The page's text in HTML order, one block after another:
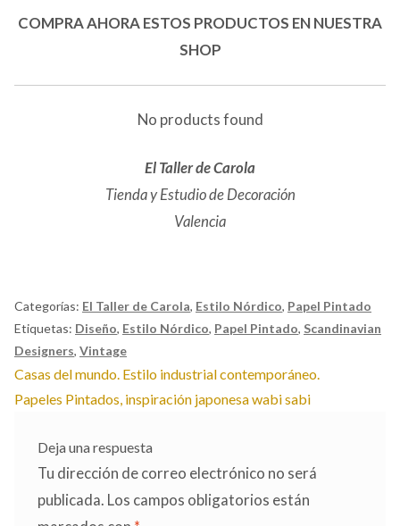
COMPRA AHORA ESTOS PRODUCTOS EN NUESTRA
SHOP
No products found
El Taller de Carola
Tienda y Estudio de Decoración
Valencia
Categorías: El Taller de Carola, Estilo Nórdico, Papel Pintado
Etiquetas: Diseño, Estilo Nórdico, Papel Pintado, Scandinavian
Designers, Vintage
Navegación
de
entradas
Anterior:
Casas del mundo. Estilo industrial contemporáneo.
Siguiente:
Papeles Pintados, inspiración japonesa wabi sabi
Deja una respuesta
Tu dirección de correo electrónico no será
publicada. Los campos obligatorios están